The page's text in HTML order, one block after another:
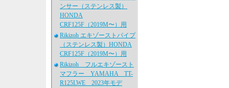
ンサー（ステンレス製）
HONDA
CRF125F（2019M〜）用
Rikizoh エキゾーストパイプ
（ステンレス製）HONDA
CRF125F（2019M〜）用
Rikizoh フルエキゾースト
マフラー YAMAHA TT-
R125LWE 2023年モデ